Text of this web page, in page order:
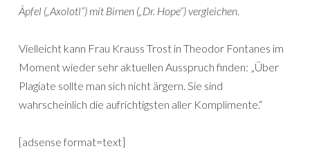
Äpfel („Axolotl“) mit Birnen („Dr. Hope“) vergleichen.
Vielleicht kann Frau Krauss Trost in Theodor Fontanes im
Moment wieder sehr aktuellen Ausspruch finden: „Über
Plagiate sollte man sich nicht ärgern. Sie sind
wahrscheinlich die aufrichtigsten aller Komplimente.“
[adsense format=text]